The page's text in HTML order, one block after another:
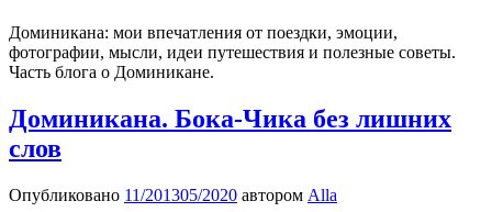
Доминикана: мои впечатления от поездки, эмоции,
фотографии, мысли, идеи путешествия и полезные советы.
Часть блога о Доминикане.
Доминикана. Бока-Чика без лишних
слов
Опубликовано 11/201305/2020 автором Alla